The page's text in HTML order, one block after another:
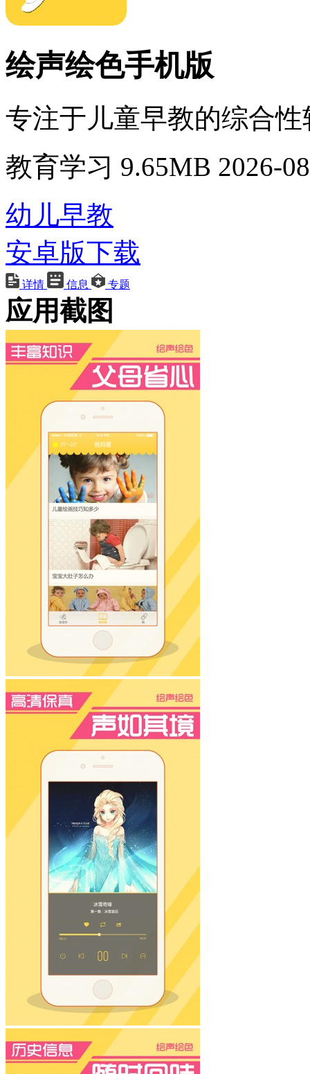
绘声绘色手机版
专注于儿童早教的综合
教育学习 9.65MB 2026-
幼儿早教
安卓版下载
详情 信息 专题
应用截图